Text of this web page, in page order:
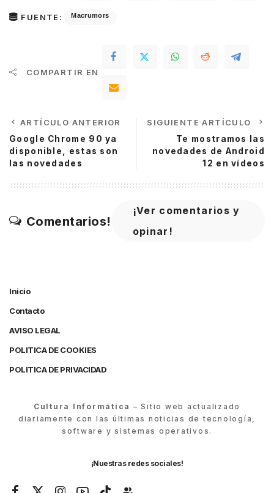
FUENTE: Macrumors
COMPARTIR EN
ARTÍCULO ANTERIOR
Google Chrome 90 ya
disponible, estas son
las novedades
SIGUIENTE ARTÍCULO
Te mostramos las
novedades de Android
12 en vídeos
Comentarios!
¡Ver comentarios y
opinar!
Inicio
Contacto
AVISO LEGAL
POLITICA DE COOKIES
POLITICA DE PRIVACIDAD
Cultura Informática – Sitio web actualizado
diariamente con las últimas noticias de tecnología,
software y sistemas operativos.
¡Nuestras redes sociales!